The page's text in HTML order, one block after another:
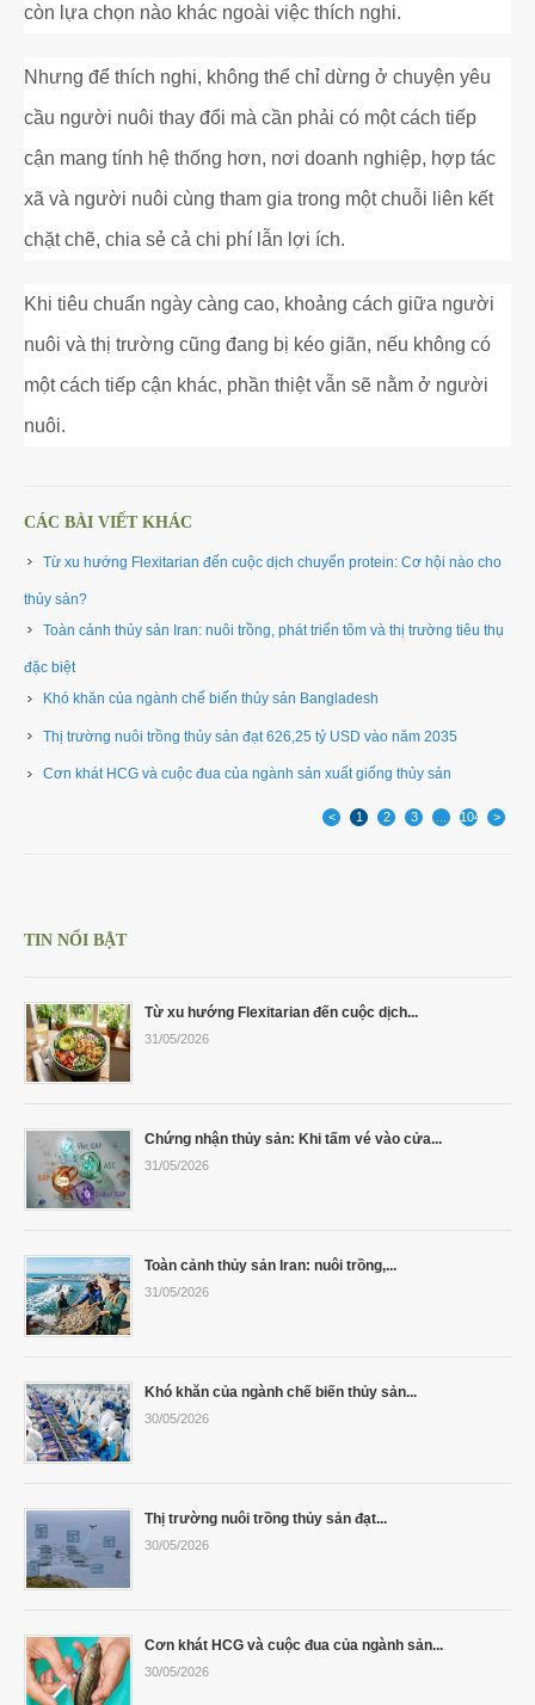
còn lựa chọn nào khác ngoài việc thích nghi.
Nhưng để thích nghi, không thể chỉ dừng ở chuyện yêu
cầu người nuôi thay đổi mà cần phải có một cách tiếp
cận mang tính hệ thống hơn, nơi doanh nghiệp, hợp tác
xã và người nuôi cùng tham gia trong một chuỗi liên kết
chặt chẽ, chia sẻ cả chi phí lẫn lợi ích.
Khi tiêu chuẩn ngày càng cao, khoảng cách giữa người
nuôi và thị trường cũng đang bị kéo giãn, nếu không có
một cách tiếp cận khác, phần thiệt vẫn sẽ nằm ở người
nuôi.
CÁC BÀI VIẾT KHÁC
Từ xu hướng Flexitarian đến cuộc dịch chuyển protein: Cơ hội nào cho
thủy sản? ​
Toàn cảnh thủy sản Iran: nuôi trồng, phát triển tôm và thị trường tiêu thụ
đặc biệt ​
Khó khăn của ngành chế biến thủy sản Bangladesh
Thị trường nuôi trồng thủy sản đạt 626,25 tỷ USD vào năm 2035 ​
Cơn khát HCG và cuộc đua của ngành sản xuất giống thủy sản ​
< 1 2 3 1049 >
TIN NỔI BẬT
Từ xu hướng Flexitarian đến cuộc dịch...
31/05/2026
Chứng nhận thủy sản: Khi tấm vé vào cửa...
31/05/2026
Toàn cảnh thủy sản Iran: nuôi trồng,...
31/05/2026
Khó khăn của ngành chế biến thủy sản...
30/05/2026
Thị trường nuôi trồng thủy sản đạt...
30/05/2026
Cơn khát HCG và cuộc đua của ngành sản...
30/05/2026